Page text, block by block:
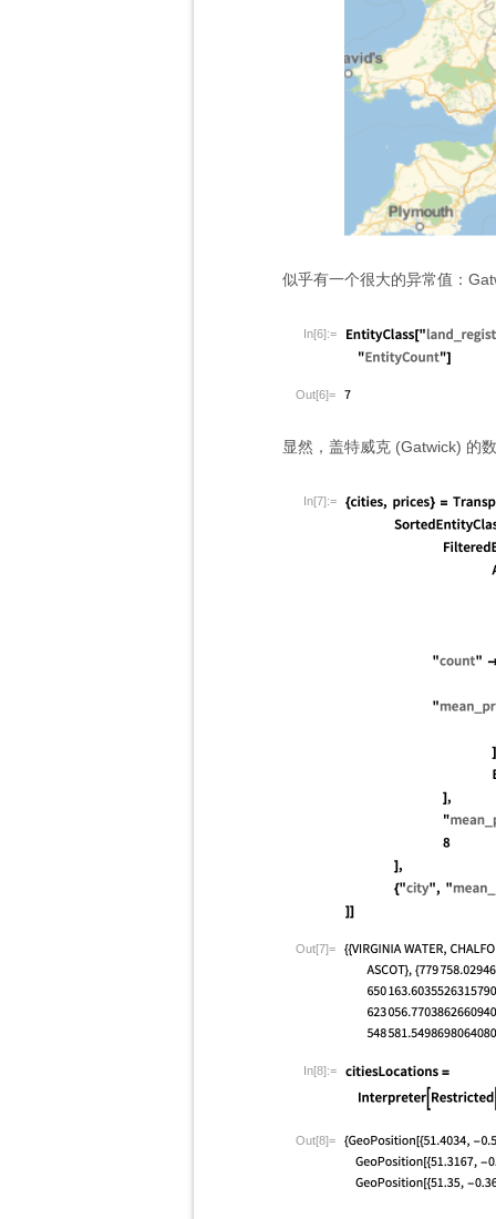
似乎有一个很大的异常值：
In[6]:=
Out[6]=
显然，盖特威克 (Gatwick) 的
In[7]:=
Out[7]=
In[8]:=
Out[8]=